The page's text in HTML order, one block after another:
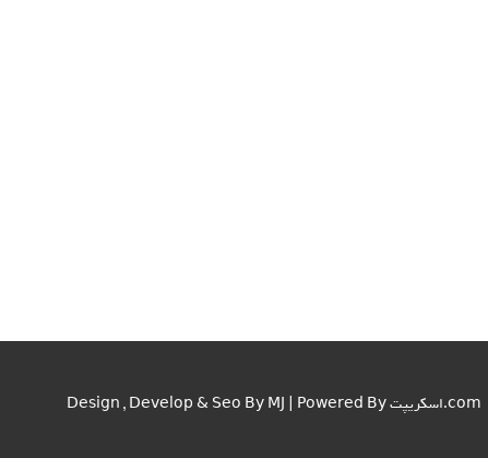
Design , Develop & Seo By MJ | Powered By اسکریپت.com